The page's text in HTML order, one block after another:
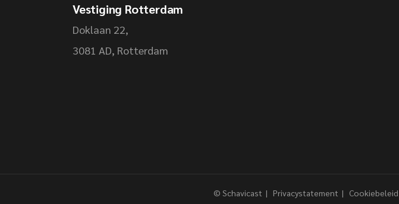
Vestiging Rotterdam
Doklaan 22,
3081 AD, Rotterdam
© Schavicast | Privacystatement | Cookiebeleid